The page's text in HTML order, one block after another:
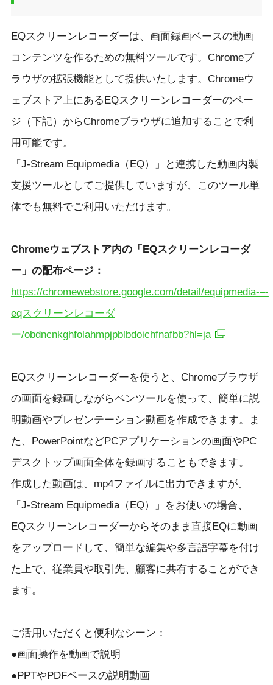
EQスクリーンレコーダーは、画面録画ベースの動画
コンテンツを作るための無料ツールです。Chromeブ
ラウザの拡張機能として提供いたします。Chromeウ
ェブストア上にあるEQスクリーンレコーダーのペー
ジ（下記）からChromeブラウザに追加することで利
用可能です。
「J-Stream Equipmedia（EQ）」と連携した動画内製
支援ツールとしてご提供していますが、このツール単
体でも無料でご利用いただけます。
Chromeウェブストア内の「EQスクリーンレコーダ
ー」の配布ページ：
https://chromewebstore.google.com/detail/equipmedia-–-
eqスクリーンレコーダ
ー/obdncnkghfolahmpjpblbdoichfnafbb?hl=ja
EQスクリーンレコーダーを使うと、Chromeブラウザ
の画面を録画しながらペンツールを使って、簡単に説
明動画やプレゼンテーション動画を作成できます。ま
た、PowerPointなどPCアプリケーションの画面やPC
デスクトップ画面全体を録画することもできます。
作成した動画は、mp4ファイルに出力できますが、
「J-Stream Equipmedia（EQ）」をお使いの場合、
EQスクリーンレコーダーからそのまま直接EQに動画
をアップロードして、簡単な編集や多言語字幕を付け
た上で、従業員や取引先、顧客に共有することができ
ます。
ご活用いただくと便利なシーン：
●画面操作を動画で説明
●PPTやPDFベースの説明動画